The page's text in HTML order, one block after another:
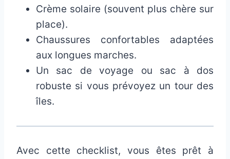
Crème solaire (souvent plus chère sur
place).
Chaussures confortables adaptées
aux longues marches.
Un sac de voyage ou sac à dos
robuste si vous prévoyez un tour des
îles.
Avec cette checklist, vous êtes prêt à